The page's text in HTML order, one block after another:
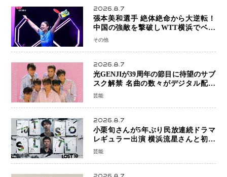
2026.8.7
張本美和選手 絶体絶命から大逆転！
中国の強敵を撃破しWTT横浜でベス
ト8進出
その他
2026.8.7
光GENJIが39周年の節目に待望のサブ
スク解禁 名曲の数々がデジタル配信
へ 40周年へ向け1年間で全作品を順次
芸能
2026.8.7
小栗旬さんが5年ぶり民放連続ドラマ
レギュラー出演 横浜流星さんと初共
演『LOST10』で異色バディ結成
芸能